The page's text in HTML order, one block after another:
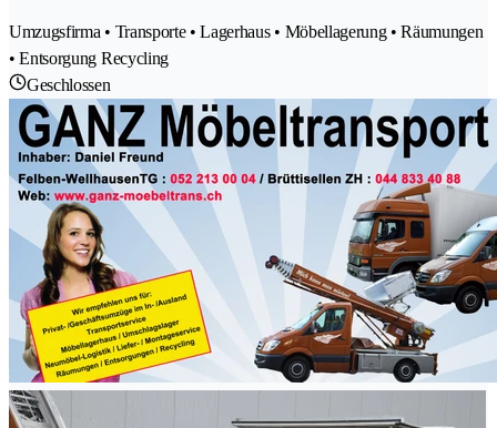
Umzugsfirma • Transporte • Lagerhaus • Möbellagerung • Räumungen
• Entsorgung Recycling
Geschlossen